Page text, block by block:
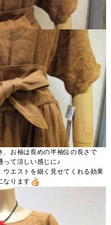
、お袖は長めの半袖位の長さで
って涼しい感じに♪
ウエストを細く見せてくれる効果
なります